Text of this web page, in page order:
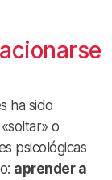
ha sido
o
psicológicas
aprender a